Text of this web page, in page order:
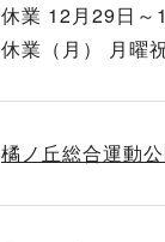
休業 12月29日～
休業（月） 月曜
橘ノ丘総合運動